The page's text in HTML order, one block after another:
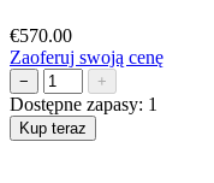
€570.00
Zaoferuj swoją cenę
− +
Dostępne zapasy: 1
Kup teraz